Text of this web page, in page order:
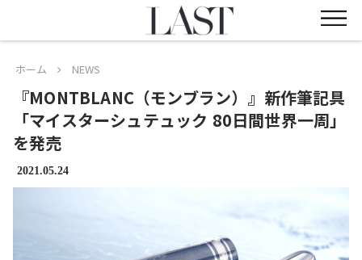
ホーム NEWS
『MONTBLANC（モンブラン）』新作筆記具
「マイスターシュテュック 80日間世界一周」
を発売
2021.05.24